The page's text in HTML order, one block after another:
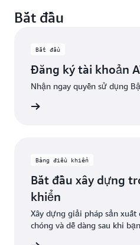
dùng thử.
hàng tháng được chỉ định.
năng không nằm trong cấp
Bắt đầu
Bắt đầu
Đăng ký tài khoản
Nhận ngay quyền sử dụng
Bảng điều khiển
Bắt đầu xây dựng
khiển
Xây dựng giải pháp sản xuất
chóng và dễ dàng sau khi